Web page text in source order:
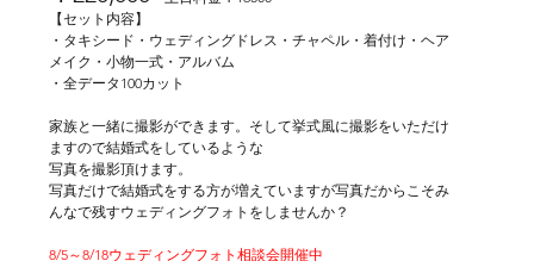
【セット内容】
・タキシード・ウェディングドレス・チャペル・着付け・ヘア
メイク・小物一式・アルバム
・全データ100カット
家族と一緒に撮影ができます。そして挙式風に撮影をいただけ
ますので結婚式をしているような
写真を撮影頂けます。
写真だけで結婚式をする方が増えていますが写真だからこそみ
んなで残すウェディングフォトをしませんか？
8/5～8/18ウェディングフォト相談会開催中